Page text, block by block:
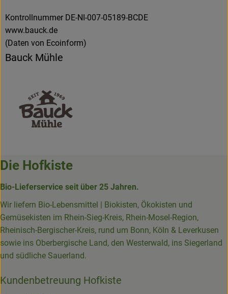
Kontrollnummer DE-NI-007-05189-BCDE
www.bauck.de
(Daten von Ecoinform)
Bauck Mühle
Die Hofkiste
Bio-Lieferservice seit über 25 Jahren.
Wir liefern Bio-Lebensmittel | Biokisten, Ökokisten und
Gemüsekisten im Rhein-Sieg-Kreis, Rhein-Mosel-Region,
Rheinisch-Bergischer-Kreis, rund um Bonn, Köln & Leverkusen
sowie ins Oberbergische Land, den Westerwald, ins Siegerland
und südliche Sauerland.
Kundenbetreuung Hofkiste